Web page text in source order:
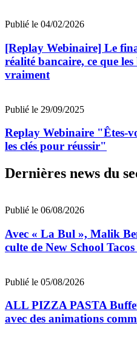
Publié le 04/02/2026
[Replay Webinaire] Le
réalité bancaire, ce que
vraiment
Publié le 29/09/2025
Replay Webinaire "Êtes-
les clés pour réussir"
Dernières news du
Publié le 06/08/2026
Avec « La Bul », Malik
culte de New School
Publié le 05/08/2026
ALL PIZZA PASTA
avec des animations